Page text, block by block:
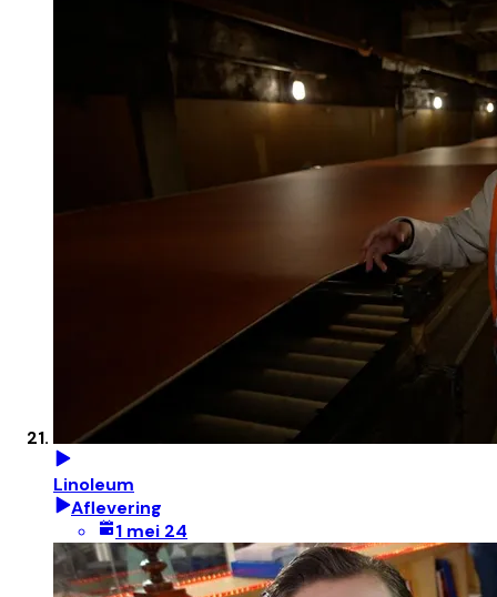
Linoleum
Aflevering
1 mei 24